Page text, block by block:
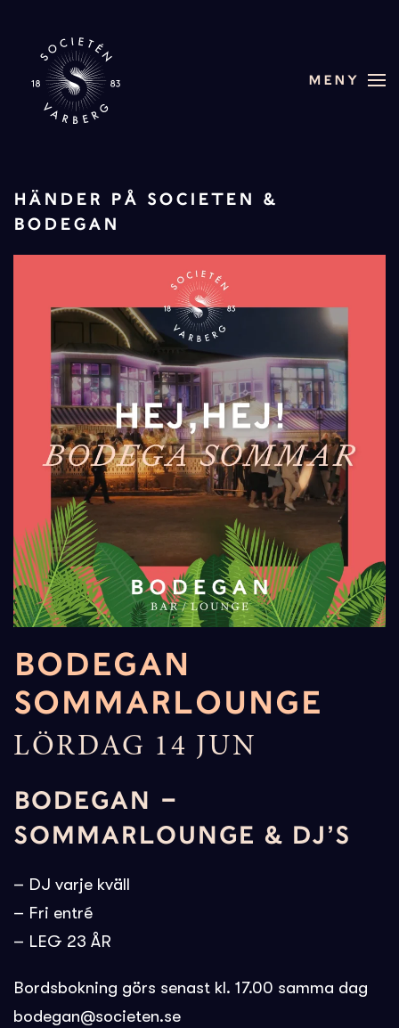
Skip to main content
MENY
HÄNDER PÅ SOCIETEN &
BODEGAN
BODEGAN
SOMMARLOUNGE
LÖRDAG 14 JUN
BODEGAN –
SOMMARLOUNGE & DJ’S
– DJ varje kväll
– Fri entré
– LEG 23 ÅR
Bordsbokning görs senast kl. 17.00 samma dag
bodegan@societen.se